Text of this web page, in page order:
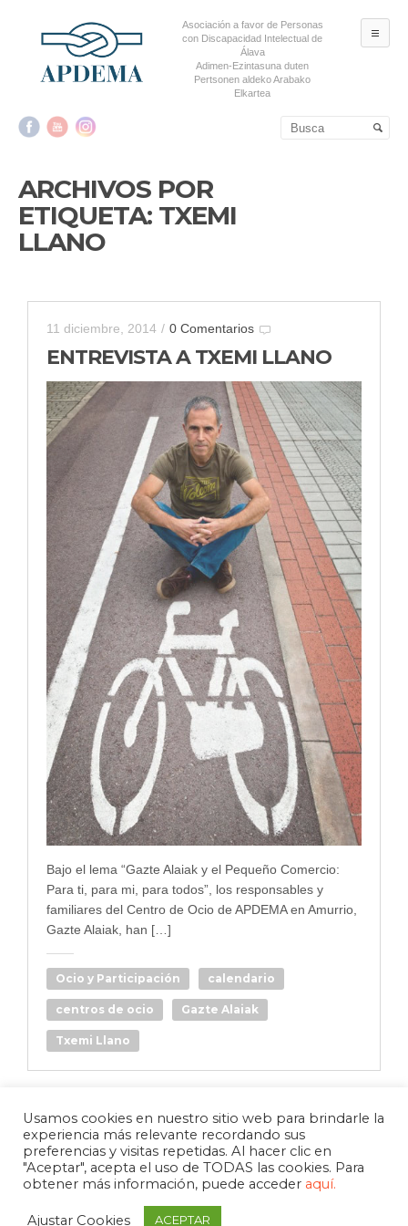
Asociación a favor de Personas
con Discapacidad Intelectual de
Álava
Adimen-Ezintasuna duten
Pertsonen aldeko Arabako
Elkartea
secundario
ARCHIVOS POR
ETIQUETA: TXEMI
LLANO
11 diciembre, 2014 / 0 Comentarios
ENTREVISTA A TXEMI LLANO
Bajo el lema “Gazte Alaiak y el Pequeño Comercio:
Para ti, para mi, para todos”, los responsables y
familiares del Centro de Ocio de APDEMA en Amurrio,
Gazte Alaiak, han […]
Ocio y Participación calendario
centros de ocio Gazte Alaiak
Txemi Llano
Usamos cookies en nuestro sitio web para brindarle la
experiencia más relevante recordando sus
preferencias y visitas repetidas. Al hacer clic en
"Aceptar", acepta el uso de TODAS las cookies. Para
obtener más información, puede acceder aquí.
Ajustar Cookies ACEPTAR